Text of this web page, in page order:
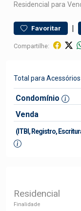
Residencial para
Favoritar |
Compartilhe:
Total para Acessórios
Condomínio
Venda
(ITBI, Registro,
Residencial
Finalidade